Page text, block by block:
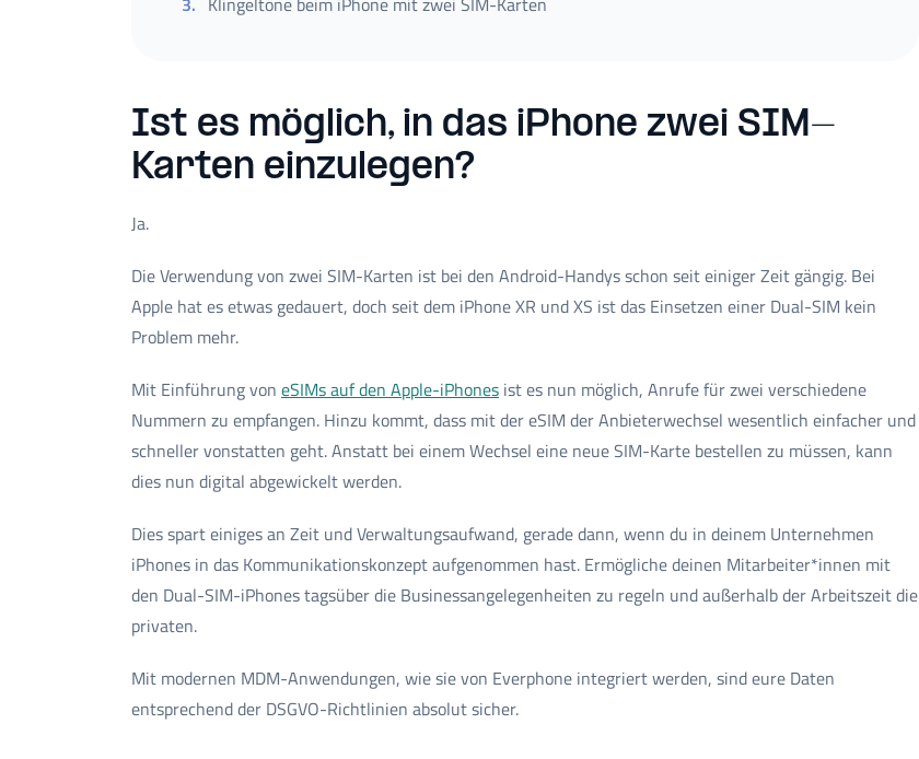
Ist es möglich, in das iPhone zwei SIM-
Karten einzulegen?
Ja.
Die Verwendung von zwei SIM-Karten ist bei den Android-Handys schon seit einiger Zeit gängig. Bei
Apple hat es etwas gedauert, doch seit dem iPhone XR und XS ist das Einsetzen einer Dual-SIM kein
Problem mehr.
Mit Einführung von eSIMs auf den Apple-iPhones ist es nun möglich, Anrufe für zwei verschiedene
Nummern zu empfangen. Hinzu kommt, dass mit der eSIM der Anbieterwechsel wesentlich einfacher und
schneller vonstatten geht. Anstatt bei einem Wechsel eine neue SIM-Karte bestellen zu müssen, kann
dies nun digital abgewickelt werden.
Dies spart einiges an Zeit und Verwaltungsaufwand, gerade dann, wenn du in deinem Unternehmen
iPhones in das Kommunikationskonzept aufgenommen hast. Ermögliche deinen Mitarbeiter*innen mit
den Dual-SIM-iPhones tagsüber die Businessangelegenheiten zu regeln und außerhalb der Arbeitszeit die
privaten.
Mit modernen MDM-Anwendungen, wie sie von Everphone integriert werden, sind eure Daten
entsprechend der DSGVO-Richtlinien absolut sicher.